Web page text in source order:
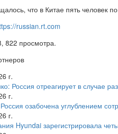
что в Китае пять человек
russian.rt.com
822 просмотра.
г.
Россия отреагирует в случае
г.
озабочена углублением
г.
Hyundai зарегистрировала